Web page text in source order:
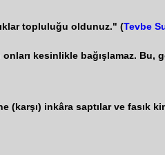
topluluğu oldunuz." (Tevbe
kesinlikle bağışlamaz. Bu,
(karşı) inkâra saptılar ve fasık